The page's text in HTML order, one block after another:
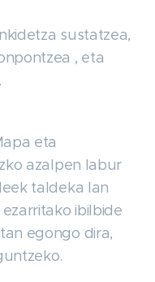
sustatzea,
, eta
eta
azalpen labur
taldeka lan
ibilbide
egongo dira,